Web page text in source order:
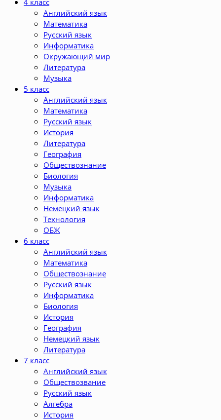
4 класс
Английский язык
Математика
Русский язык
Информатика
Окружающий мир
Литература
Музыка
5 класс
Английский язык
Математика
Русский язык
История
Литература
География
Обществознание
Биология
Музыка
Информатика
Немецкий язык
Технология
ОБЖ
6 класс
Английский язык
Математика
Обществознание
Русский язык
Информатика
Биология
История
География
Немецкий язык
Литература
7 класс
Английский язык
Обществозвание
Русский язык
Алгебра
История